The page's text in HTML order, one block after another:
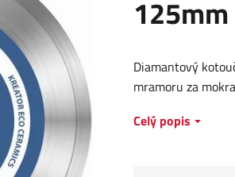
125mm
Diamantový
mramoru za
Celý popis